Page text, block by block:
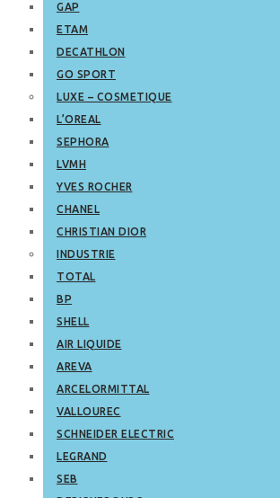
GAP
ETAM
DECATHLON
GO SPORT
LUXE – COSMETIQUE
L’OREAL
SEPHORA
LVMH
YVES ROCHER
CHANEL
CHRISTIAN DIOR
INDUSTRIE
TOTAL
BP
SHELL
AIR LIQUIDE
AREVA
ARCELORMITTAL
VALLOUREC
SCHNEIDER ELECTRIC
LEGRAND
SEB